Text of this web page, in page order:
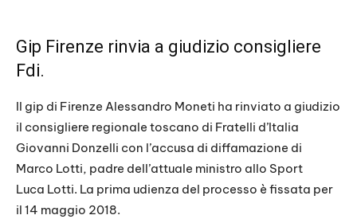
Gip Firenze rinvia a giudizio consigliere
Fdi.
Il gip di Firenze Alessandro Moneti ha rinviato a giudizio
il consigliere regionale toscano di Fratelli d’Italia
Giovanni Donzelli con l’accusa di diffamazione di
Marco Lotti, padre dell’attuale ministro allo Sport
Luca Lotti. La prima udienza del processo è fissata per
il 14 maggio 2018.